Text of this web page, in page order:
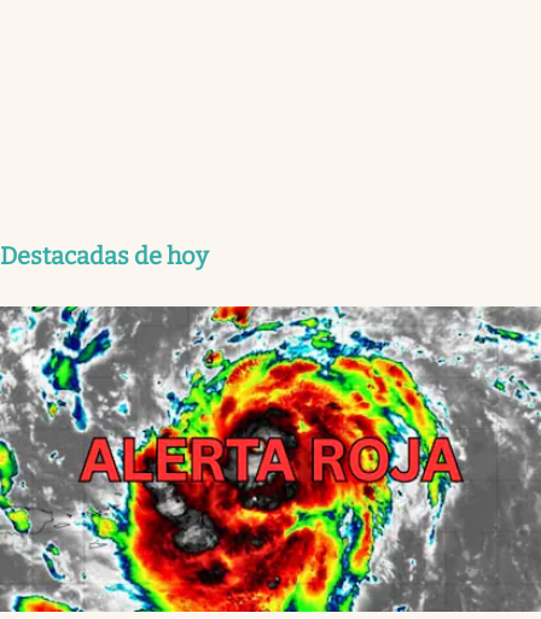
Destacadas de hoy